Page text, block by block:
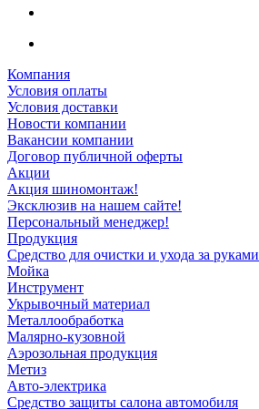
Компания
Условия оплаты
Условия доставки
Новости компании
Вакансии компании
Договор публичной оферты
Акции
Акция шиномонтаж!
Эксклюзив на нашем сайте!
Персональный менеджер!
Продукция
Средство для очистки и ухода за руками
Мойка
Инструмент
Укрывочный материал
Металлообработка
Малярно-кузовной
Аэрозольная продукция
Метиз
Авто-электрика
Средство защиты салона автомобиля